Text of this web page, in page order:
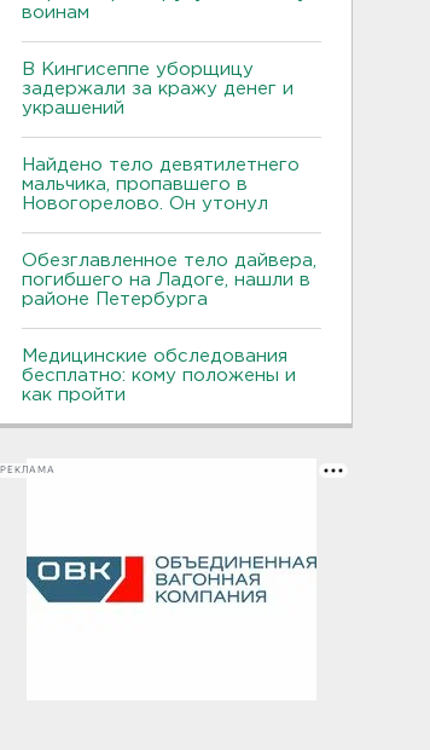
воинам
В Кингисеппе уборщицу
задержали за кражу денег и
украшений
Найдено тело девятилетнего
мальчика, пропавшего в
Новогорелово. Он утонул
Обезглавленное тело дайвера,
погибшего на Ладоге, нашли в
районе Петербурга
Медицинские обследования
бесплатно: кому положены и
как пройти
РЕКЛАМА